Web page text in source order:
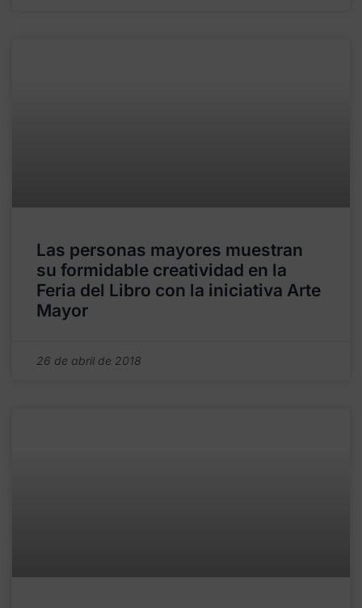
Las personas mayores muestran
su formidable creatividad en la
Feria del Libro con la iniciativa Arte
Mayor
26 de abril de 2018